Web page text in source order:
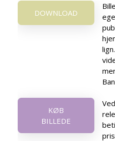
DOWNLOAD
KØB
BILLEDE